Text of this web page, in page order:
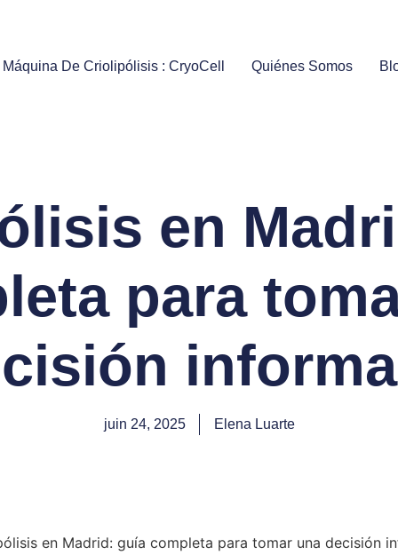
De Criolipólisis : CryoCell Quiénes Somos
en
para
juin 24, 2025 Elena Luarte